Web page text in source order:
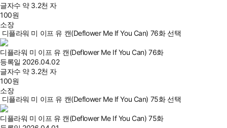
글자수 약 3.2천 자
100원
소장
디플라워 미 이프 유 캔(Deflower Me If You Can) 76화 선택
디플라워 미 이프 유 캔(Deflower Me If You Can) 76화
등록일 2026.04.02
글자수 약 3.2천 자
100원
소장
디플라워 미 이프 유 캔(Deflower Me If You Can) 75화 선택
디플라워 미 이프 유 캔(Deflower Me If You Can) 75화